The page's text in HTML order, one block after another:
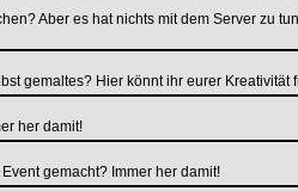
Aber es hat nichts mit dem Server zu
gemaltes? Hier könnt ihr eurer Kreativität
her damit!
gemacht? Immer her damit!